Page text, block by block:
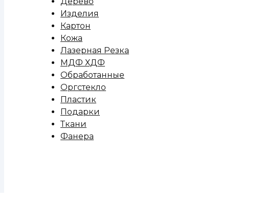
Изделия
Картон
Кожа
Лазерная Резка
МДФ ХДФ
Обработанные
Оргстекло
Пластик
Подарки
Ткани
Фанера